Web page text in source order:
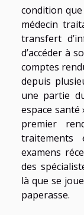
condition
médecin
transfert
d’accéder à
comptes
depuis
une partie
espace santé
premier
traitements
examens
des
là que se
paperasse.